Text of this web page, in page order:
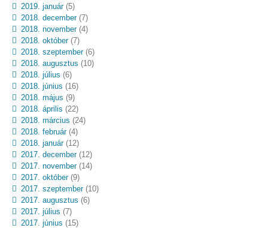
2019. január(5)
2018. december(7)
2018. november(4)
2018. október(7)
2018. szeptember(6)
2018. augusztus (10)
2018. július (6)
2018. június (16)
2018. május (9)
2018. április (22)
2018. március (24)
2018. február(4)
2018. január(12)
2017. december(12)
2017. november(14)
2017. október(9)
2017. szeptember(10)
2017. augusztus (6)
2017. július (7)
2017. június (15)